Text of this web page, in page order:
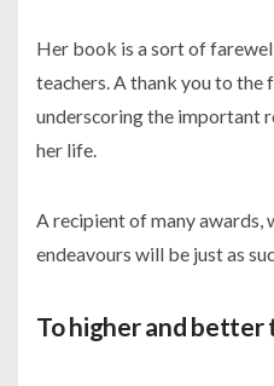
Her book is a sort of
teachers. A thank you to
underscoring the important
her life.
A recipient of many awards,
endeavours will be just as
To higher and better